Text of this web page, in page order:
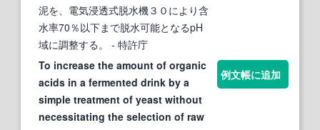
泥を、電気浸透式脱水機３０により含
水率70％以下まで脱水可能となるpH
域に調整する。
- 特許庁
To increase the amount of organic
acids in a fermented drink by a
simple treatment of yeast without
necessitating the selection of raw
例文帳に追加